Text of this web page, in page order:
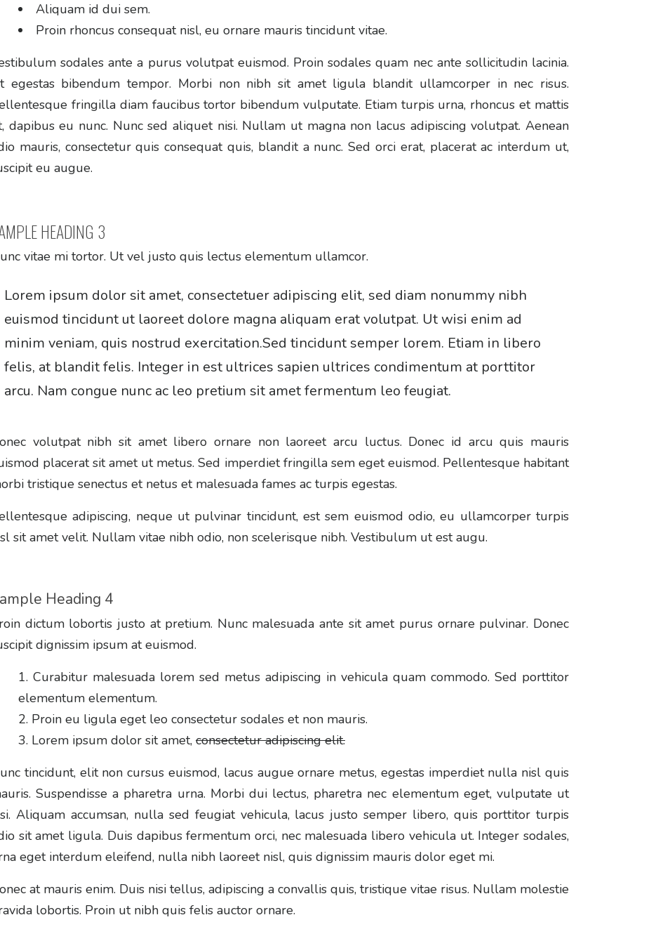
Aliquam id dui sem.
Proin rhoncus consequat nisl, eu ornare mauris tincidunt vitae.
sodales ante a purus volutpat euismod. Proin sodales quam nec ante sollicitudin lacinia.
egestas bibendum tempor. Morbi non nibh sit amet ligula blandit ullamcorper in nec risus.
fringilla diam faucibus tortor bibendum vulputate. Etiam turpis urna, rhoncus et mattis
dapibus eu nunc. Nunc sed aliquet nisi. Nullam ut magna non lacus adipiscing volutpat. Aenean
mauris, consectetur quis consequat quis, blandit a nunc. Sed orci erat, placerat ac interdum ut,
eu augue.
HEADING 3
vitae mi tortor. Ut vel justo quis lectus elementum ullamcor.
Lorem ipsum dolor sit amet, consectetuer adipiscing elit, sed diam nonummy nibh
euismod tincidunt ut laoreet dolore magna aliquam erat volutpat. Ut wisi enim ad
minim veniam, quis nostrud exercitation.Sed tincidunt semper lorem. Etiam in libero
felis, at blandit felis. Integer in est ultrices sapien ultrices condimentum at porttitor
arcu. Nam congue nunc ac leo pretium sit amet fermentum leo feugiat.
volutpat nibh sit amet libero ornare non laoreet arcu luctus. Donec id arcu quis mauris
placerat sit amet ut metus. Sed imperdiet fringilla sem eget euismod. Pellentesque habitant
tristique senectus et netus et malesuada fames ac turpis egestas.
adipiscing, neque ut pulvinar tincidunt, est sem euismod odio, eu ullamcorper turpis
sit amet velit. Nullam vitae nibh odio, non scelerisque nibh. Vestibulum ut est augu.
Heading 4
dictum lobortis justo at pretium. Nunc malesuada ante sit amet purus ornare pulvinar. Donec
dignissim ipsum at euismod.
Curabitur malesuada lorem sed metus adipiscing in vehicula quam commodo. Sed porttitor
elementum elementum.
Proin eu ligula eget leo consectetur sodales et non mauris.
Lorem ipsum dolor sit amet, consectetur adipiscing elit.
tincidunt, elit non cursus euismod, lacus augue ornare metus, egestas imperdiet nulla nisl quis
Suspendisse a pharetra urna. Morbi dui lectus, pharetra nec elementum eget, vulputate ut
Aliquam accumsan, nulla sed feugiat vehicula, lacus justo semper libero, quis porttitor turpis
sit amet ligula. Duis dapibus fermentum orci, nec malesuada libero vehicula ut. Integer sodales,
eget interdum eleifend, nulla nibh laoreet nisl, quis dignissim mauris dolor eget mi.
at mauris enim. Duis nisi tellus, adipiscing a convallis quis, tristique vitae risus. Nullam molestie
lobortis. Proin ut nibh quis felis auctor ornare.